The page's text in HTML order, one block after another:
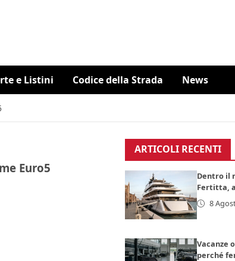
e Listini Codice della Strada News
Euro5
ARTICOLI RECENTI
Dentro il
Fertitta,
8
Vacanze
perché